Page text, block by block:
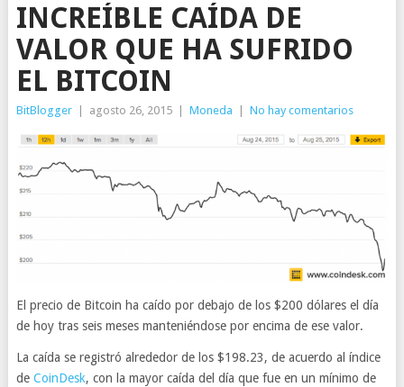
INCREÍBLE CAÍDA DE
VALOR QUE HA SUFRIDO
EL BITCOIN
BitBlogger agosto 26, 2015 Moneda No hay comentarios
El precio de Bitcoin ha caído por debajo de los $200 dólares el día
de hoy tras seis meses manteniéndose por encima de ese valor.
La caída se registró alrededor de los $198.23, de acuerdo al índice
de CoinDesk, con la mayor caída del día que fue en un mínimo de